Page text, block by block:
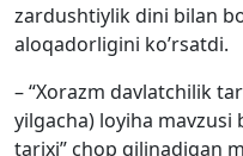
zardushtiylik dini bilan
aloqadorligini ko’rsatdi.
– “Xorazm davlatchilik
yilgacha) loyiha mavzusi
tarixi” chop qilinadigan